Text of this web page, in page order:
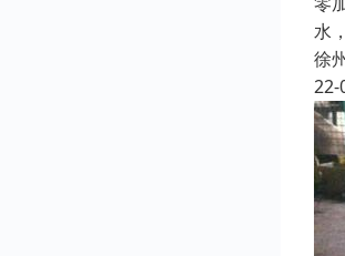
水
徐
22-